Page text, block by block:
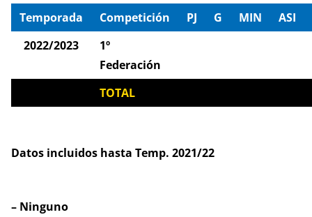
Temporada Competición PJ G MIN
ASI
2022/2023
1º
Federación
TOTAL
Datos incluidos hasta Temp. 2021/22
– Ninguno